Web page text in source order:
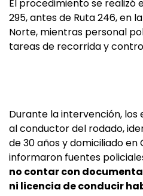
El procedimiento se realizó
295, antes de Ruta 246, en
Norte, mientras personal
tareas de recorrida y
Durante la intervención,
al conductor del rodado,
de 30 años y domiciliado en
informaron fuentes
no contar con
ni licencia de conducir